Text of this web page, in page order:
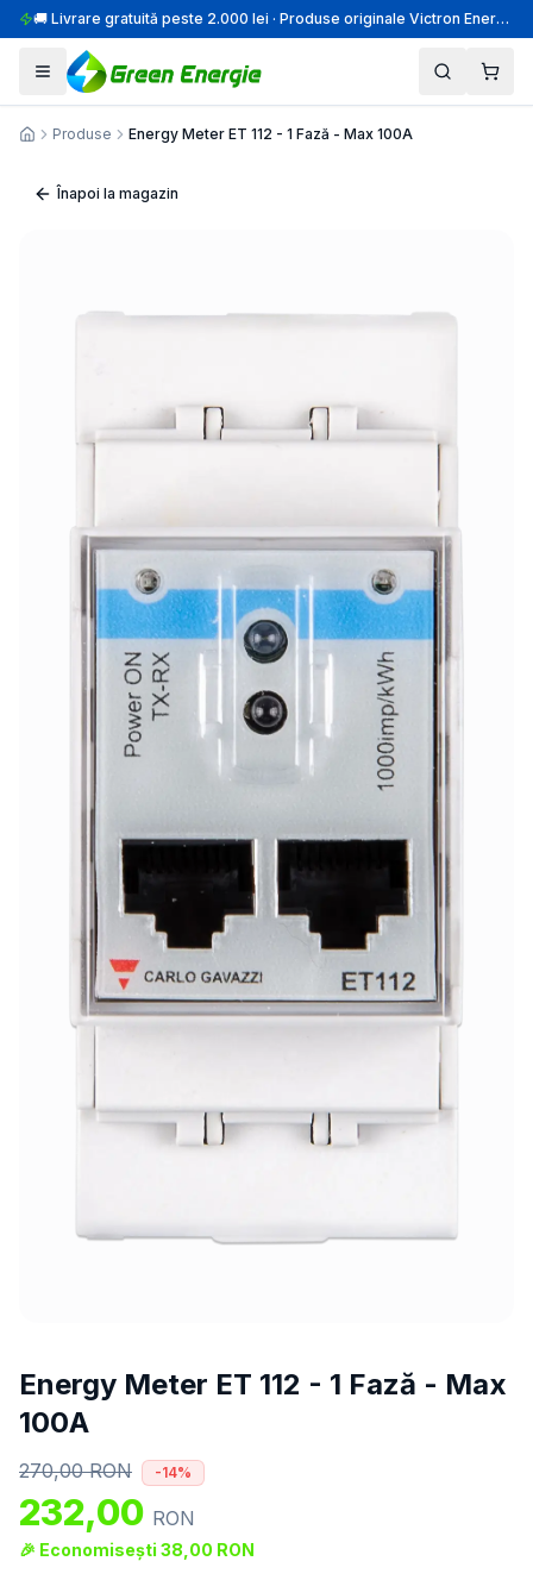
🚚 Livrare gratuită peste 2.000 lei · Produse originale Victron Energy · Montaj profesional
AcasăProduse Energy Meter ET 112 - 1 Fază - Max 100A
Înapoi la magazin
Energy Meter ET 112 - 1 Fază - Max
100A
270,00RON -14%
232,00 RON
🎉 Economisești 38,00 RON